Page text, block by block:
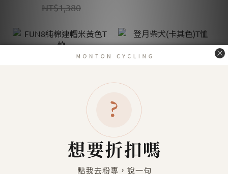
NT$1,380
FUN8純棉連帽米黃色T恤
NT$1,980 NT$790